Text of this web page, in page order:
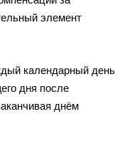
элемент
календарный день
дня после
днём